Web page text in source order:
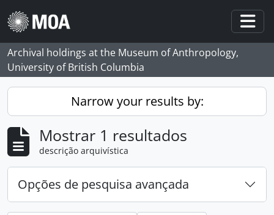
Skip to main content
Archival holdings at the Museum of Anthropology,
University of British Columbia
Narrow your results by:
Mostrar 1 resultados
descrição arquivística
Opções de pesquisa avançada